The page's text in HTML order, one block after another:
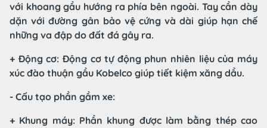
với khoang gầu hướng ra phía bên ngoài. Tay cần dày
dặn với đường gân bảo vệ cứng và dài giúp hạn chế
những va đập do đất đá gây ra.
+ Động cơ: Động cơ tự động phun nhiên liệu của máy
xúc đào thuận gầu Kobelco giúp tiết kiệm xăng dầu.
- Cấu tạo phần gầm xe:
+ Khung máy: Phần khung được làm bằng thép cao